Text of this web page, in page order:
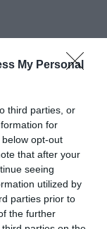
My Personal
third parties, or
for
opt-out
that after your
seeing
utilized by
parties prior to
the further